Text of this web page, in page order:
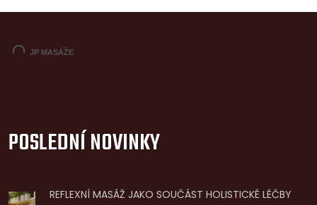
POSLEDNÍ NOVINKY
REFLEXNÍ MASÁŽ JAKO SOUČÁST HOLISTICKÉ LÉČBY